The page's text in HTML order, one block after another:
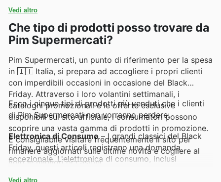
Vedi altro
Che tipo di prodotti posso trovare da
Pim Supermercati?
Pim Supermercati, un punto di riferimento per la spesa
in 🇮🇹 Italia, si prepara ad accogliere i propri clienti
con imperdibili occasioni in occasione del Black
Friday. Attraverso i loro volantini settimanali, i
cataloghi promozionali e le offerte esclusive
disponibili sul sito ufficiale, i consumatori possono
scoprire una vasta gamma di prodotti in promozione.
È consigliabile visitare frequentemente il sito per
rimanere aggiornati sulle ultime novità e cogliere al
volo le migliori occasioni.
Ecco i cinque tipi di prodotti più venduti che i clienti
di Pim Supermercati non vorranno perdere:
Elettronica di Consumo– I grandi classici del Black
Friday, questi articoli registrano una domanda
eccezionale. L'elettronica di consumo, inclusi
Vedi altro